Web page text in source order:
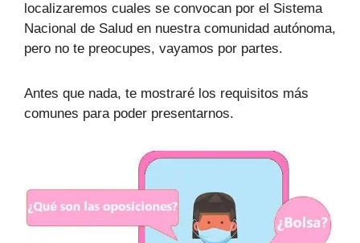
localizaremos cuales se convocan por el Sistema
Nacional de Salud en nuestra comunidad autónoma,
pero no te preocupes, vayamos por partes.
Antes que nada, te mostraré los requisitos más
comunes para poder presentarnos.